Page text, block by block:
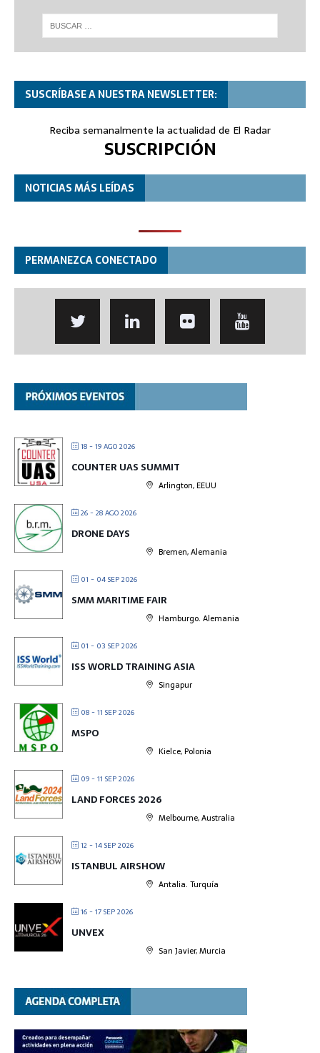
SUSCRÍBASE A NUESTRA NEWSLETTER:
Reciba semanalmente la actualidad de El Radar
SUSCRIPCIÓN
NOTICIAS MÁS LEÍDAS
PERMANEZCA CONECTADO
18 - 19 AGO 2026
COUNTER UAS SUMMIT
Arlington, EEUU
26 - 28 AGO 2026
DRONE DAYS
Bremen, Alemania
01 - 04 SEP 2026
SMM MARITIME FAIR
Hamburgo. Alemania
01 - 03 SEP 2026
ISS WORLD TRAINING ASIA
Singapur
08 - 11 SEP 2026
MSPO
Kielce, Polonia
09 - 11 SEP 2026
LAND FORCES 2026
Melbourne, Australia
12 - 14 SEP 2026
ISTANBUL AIRSHOW
Antalia. Turquía
16 - 17 SEP 2026
UNVEX
San Javier, Murcia